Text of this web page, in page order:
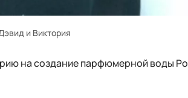
и Виктория
на создание парфюмерной воды